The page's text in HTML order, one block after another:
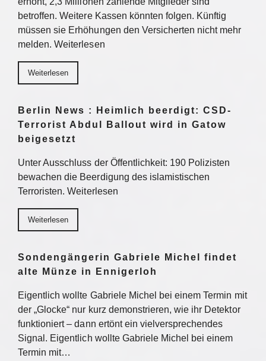
betroffen. Weitere Kassen könnten folgen. Künftig
müssen sie Erhöhungen den Versicherten nicht mehr
melden. Weiterlesen
Weiterlesen
Berlin News : Heimlich beerdigt: CSD-
Terrorist Abdul Ballout wird in Gatow
beigesetzt
Unter Ausschluss der Öffentlichkeit: 190 Polizisten
bewachen die Beerdigung des islamistischen
Terroristen. Weiterlesen
Weiterlesen
Sondengängerin Gabriele Michel findet
alte Münze in Ennigerloh
Eigentlich wollte Gabriele Michel bei einem Termin mit
der „Glocke“ nur kurz demonstrieren, wie ihr Detektor
funktioniert – dann ertönt ein vielversprechendes
Signal. Eigentlich wollte Gabriele Michel bei einem
Termin mit…